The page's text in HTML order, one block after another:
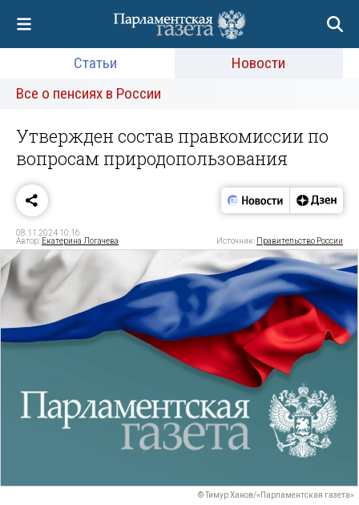
Статьи
Новости
Все о пенсиях в России
Утвержден состав правкомиссии по
вопросам природопользования
08.11.2024 10:16
Автор: Екатерина Логачева Источник: Правительство России
© Тимур Ханов/«Парламентская газета»